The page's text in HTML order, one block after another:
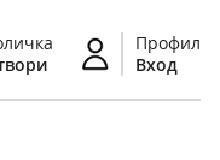
Профил
Вход